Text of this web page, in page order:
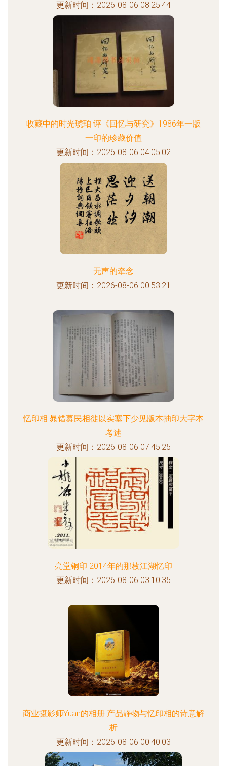
更新时间：2026-08-06 08:25:44
收藏中的时光琥珀 评《回忆与研究》1986年一版
一印的珍藏价值
更新时间：2026-08-06 04:05:02
无声的牵念
更新时间：2026-08-06 00:53:21
忆印相 晁错募民相徙以实塞下少见版本抽印大字本
考述
更新时间：2026-08-06 07:45:25
亮堂铜印 2014年的那枚江湖忆印
更新时间：2026-08-06 03:10:35
商业摄影师Yuan的相册 产品静物与忆印相的诗意解
析
更新时间：2026-08-06 00:40:03